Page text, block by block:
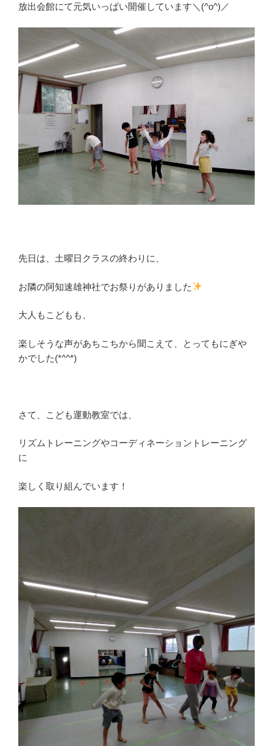
放出会館にて元気いっぱい開催しています＼(^o^)／
先日は、土曜日クラスの終わりに、
お隣の阿知速雄神社でお祭りがありました
大人もこどもも、
楽しそうな声があちこちから聞こえて、とってもにぎや
かでした(*^^*)
さて、こども運動教室では、
リズムトレーニングやコーディネーショントレーニング
に
楽しく取り組んでいます！